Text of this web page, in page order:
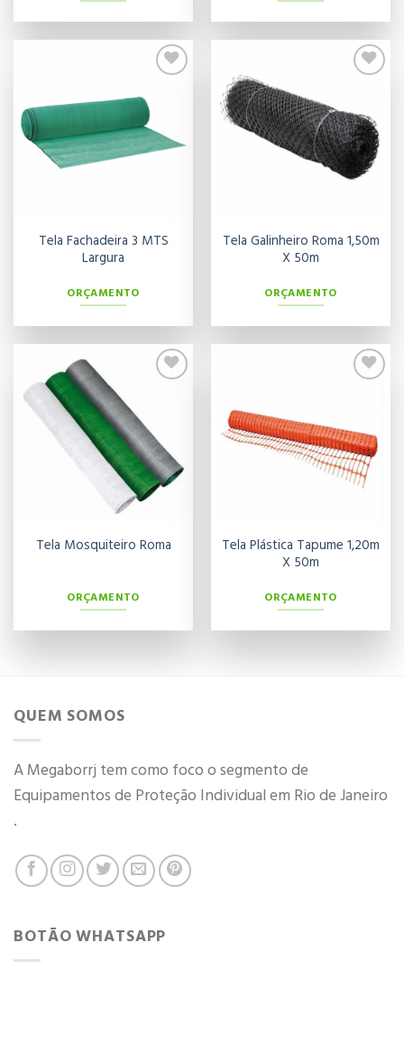
aos meus
desejos
Tela Fachadeira 3 MTS
Largura
ORÇAMENTO
aos meus
desejos
Tela Galinheiro Roma 1,50m
X 50m
ORÇAMENTO
desejos
Tela Mosquiteiro Roma
ORÇAMENTO
Tela Plástica Tapume 1,20m
X 50m
ORÇAMENTO
QUEM SOMOS
A Megaborrj tem como foco o segmento de
Equipamentos de Proteção Individual em Rio de Janeiro
.
BOTÃO WHATSAPP